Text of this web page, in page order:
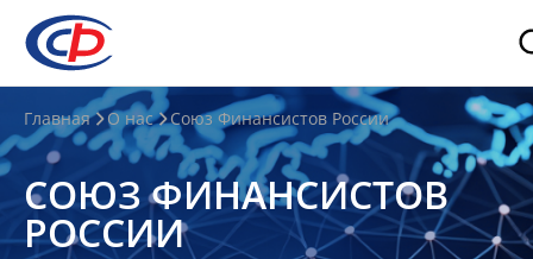
О
нас
О
СФР
Главная О нас Союз Финансистов России
СОЮЗ ФИНАНСИСТОВ
РОССИИ